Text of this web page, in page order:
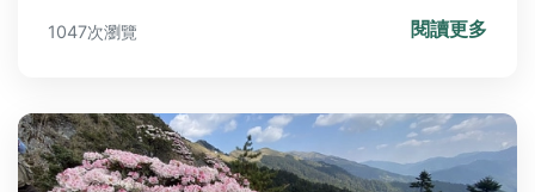
區別、病虫害防治，以及實用問答，讓你輕鬆成為月
1047次瀏覽 閱讀更多